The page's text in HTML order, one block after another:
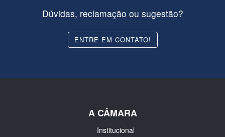
Dúvidas, reclamação ou sugestão?
ENTRE EM CONTATO!
A CÂMARA
Institucional